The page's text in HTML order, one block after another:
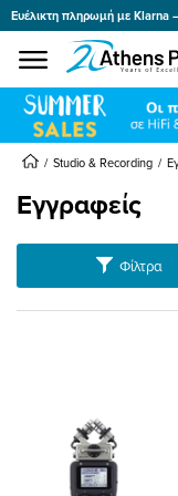
menu
Ευέλικτη πληρωμή με Klarna
Studio & Recording
Εγγραφείς
Φίλτρα